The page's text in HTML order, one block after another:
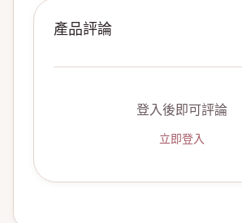
產品評論
登入後即可評論
立即登入